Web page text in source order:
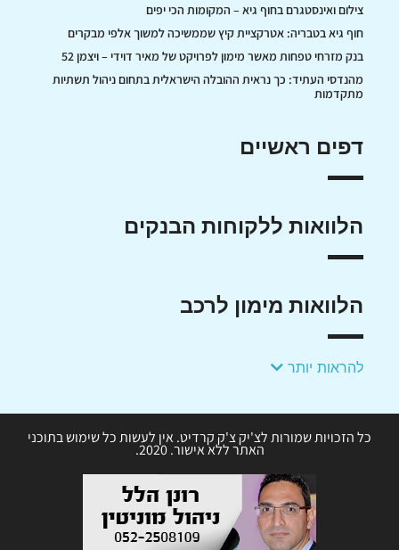
צילום ואינסטגרם בחוף גיא – המקומות הכי יפים
חוף גיא בטבריה: אטרקציית קיץ שממשיכה למשוך אלפי מבקרים
בנק מזרחי טפחות מאשר מימון לפרויקט של מאיר דוידי – ויצמן 52
מהנדסי העתיד: כך נראית ההובלה הישראלית בתחום ניהול תשתיות
מתקדמות
דפים ראשיים
הלוואות ללקוחות הבנקים
הלוואות מימון לרכב
להראות יותר
כל הזכויות שמורות לצ'יק צ'ק קרדיט. אין לעשות כל שימוש בתוכני
האתר ללא אישור. 2020.